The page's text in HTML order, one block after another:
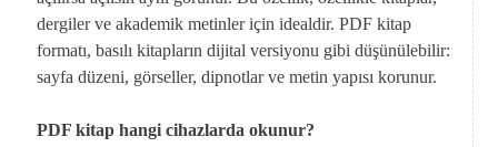
dergiler ve akademik metinler için idealdir. PDF kitap
formatı, basılı kitapların dijital versiyonu gibi düşünülebilir:
sayfa düzeni, görseller, dipnotlar ve metin yapısı korunur.
PDF kitap hangi cihazlarda okunur?